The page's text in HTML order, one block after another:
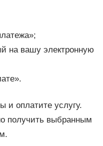
на вашу электронную
и оплатите услугу.
получить выбранным